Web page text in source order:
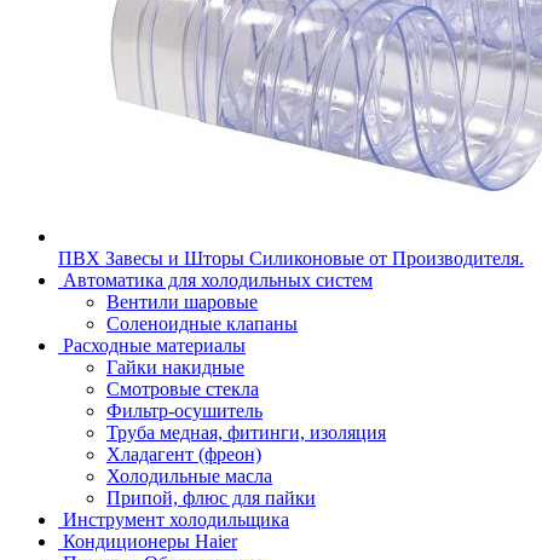
ПВХ Завесы и Шторы Силиконовые от Производителя.
Автоматика для холодильных систем
Вентили шаровые
Соленоидные клапаны
Расходные материалы
Гайки накидные
Смотровые стекла
Фильтр-осушитель
Труба медная, фитинги, изоляция
Хладагент (фреон)
Холодильные масла
Припой, флюс для пайки
Инструмент холодильщика
Кондиционеры Haier